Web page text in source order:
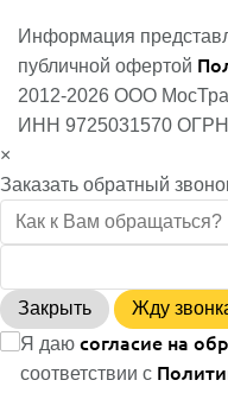
Информация
публичной офертой
2012-2026 ООО
ИНН 9725031570
×
Заказать обратный
Закрыть
Жду
Я даю согласие на
соответствии с